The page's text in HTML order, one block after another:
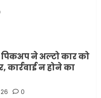
ने अल्टो कार को
कार्रवाई न होने का
0